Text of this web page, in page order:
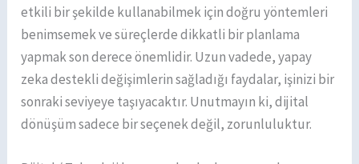
etkili bir şekilde kullanabilmek için doğru yöntemleri
benimsemek ve süreçlerde dikkatli bir planlama
yapmak son derece önemlidir. Uzun vadede, yapay
zeka destekli değişimlerin sağladığı faydalar, işinizi bir
sonraki seviyeye taşıyacaktır. Unutmayın ki, dijital
dönüşüm sadece bir seçenek değil, zorunluluktur.